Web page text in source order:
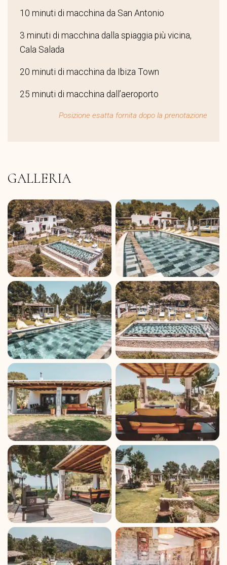
10 minuti di macchina da San Antonio
3 minuti di macchina dalla spiaggia più vicina,
Cala Salada
20 minuti di macchina da Ibiza Town
25 minuti di macchina dall’aeroporto
Posizione esatta fornita dopo la prenotazione
GALLERIA